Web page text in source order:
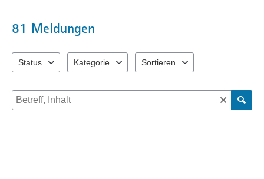
die eingehenden Hinweise und Anregungen in thematischen Blöcken
zur Verfügung.
81 Meldungen
Status
Kategorie
Sortieren
Suche nach Meldungen und Kommentaren